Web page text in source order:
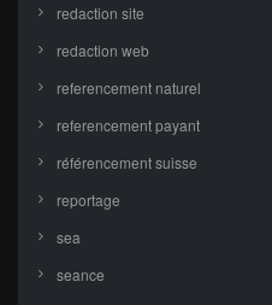
redaction site
redaction web
referencement naturel
referencement payant
référencement suisse
reportage
sea
seance